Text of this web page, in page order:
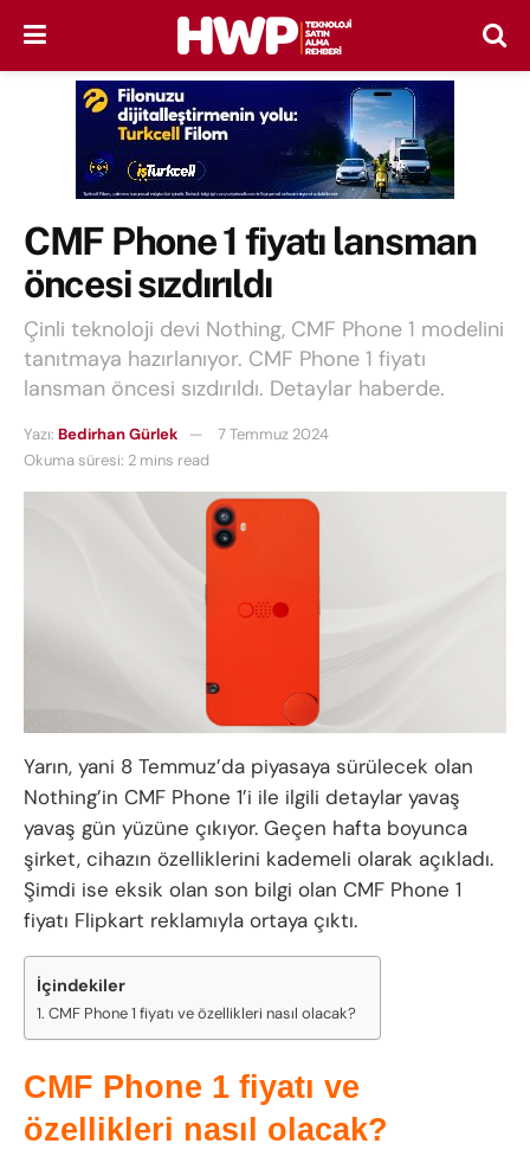
CMF Phone 1 fiyatı lansman
öncesi sızdırıldı
Çinli teknoloji devi Nothing, CMF Phone 1 modelini
tanıtmaya hazırlanıyor. CMF Phone 1 fiyatı
lansman öncesi sızdırıldı. Detaylar haberde.
Yazı: Bedirhan Gürlek
7 Temmuz 2024
Okuma süresi: 2 mins read
Yarın, yani 8 Temmuz’da piyasaya sürülecek olan
Nothing’in CMF Phone 1’i ile ilgili detaylar yavaş
yavaş gün yüzüne çıkıyor. Geçen hafta boyunca
şirket, cihazın özelliklerini kademeli olarak açıkladı.
Şimdi ise eksik olan son bilgi olan CMF Phone 1
fiyatı Flipkart reklamıyla ortaya çıktı.
İçindekiler
CMF Phone 1 fiyatı ve özellikleri nasıl olacak?
CMF Phone 1 fiyatı ve
özellikleri nasıl olacak?